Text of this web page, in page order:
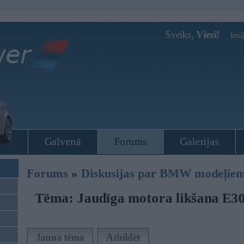
Sveiks, Viesi!
Galvenā Forums Galerijas
Forums » Diskusijas par BMW
Tēma: Jaudīga motora likšana E30
Jauna tēma Atbildēt